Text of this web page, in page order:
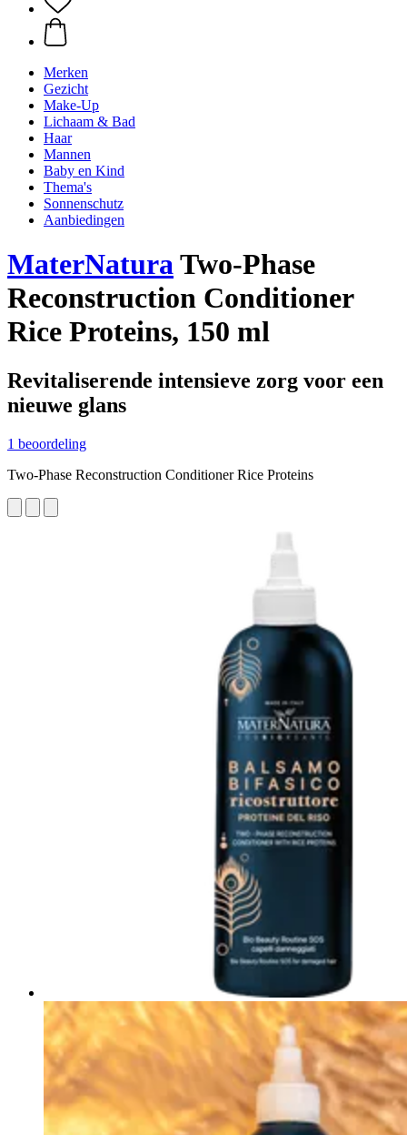
Merken
Gezicht
Make-Up
Lichaam & Bad
Haar
Mannen
Baby en Kind
Thema's
Sonnenschutz
Aanbiedingen
MaterNaturaTwo-Phase
Reconstruction Conditioner
Rice Proteins, 150 ml
Revitaliserende intensieve zorg voor een
nieuwe glans
1 beoordeling
Two-Phase Reconstruction Conditioner Rice Proteins